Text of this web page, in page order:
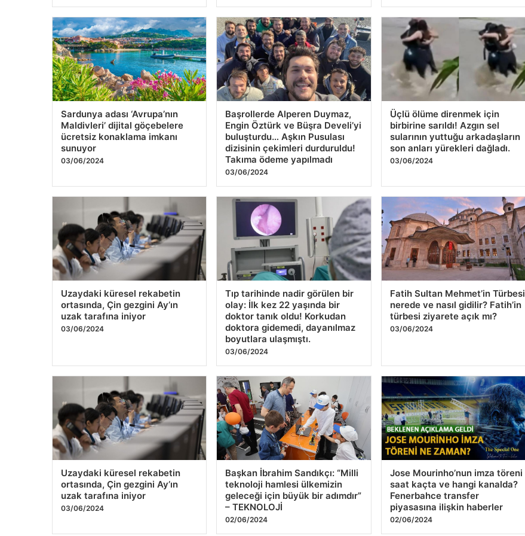
Sardunya adası ‘Avrupa’nın
Maldivleri’ dijital göçebelere
ücretsiz konaklama imkanı
sunuyor
03/06/2024
Başrollerde Alperen Duymaz,
Engin Öztürk ve Büşra Develi’yi
buluşturdu… Aşkın Pusulası
dizisinin çekimleri durduruldu!
Takıma ödeme yapılmadı
03/06/2024
Üçlü ölüme direnmek için
birbirine sarıldı! Azgın sel
sularının yuttuğu arkadaşların
son anları yürekleri dağladı.
03/06/2024
Uzaydaki küresel rekabetin
ortasında, Çin gezgini Ay’ın
uzak tarafına iniyor
03/06/2024
Tıp tarihinde nadir görülen bir
olay: İlk kez 22 yaşında bir
doktor tanık oldu! Korkudan
doktora gidemedi, dayanılmaz
boyutlara ulaşmıştı.
03/06/2024
Fatih Sultan Mehmet’in Türbesi
nerede ve nasıl gidilir? Fatih’in
türbesi ziyarete açık mı?
03/06/2024
Uzaydaki küresel rekabetin
ortasında, Çin gezgini Ay’ın
uzak tarafına iniyor
03/06/2024
Başkan İbrahim Sandıkçı: “Milli
teknoloji hamlesi ülkemizin
geleceği için büyük bir adımdır”
– TEKNOLOJİ
02/06/2024
Jose Mourinho’nun imza töreni
saat kaçta ve hangi kanalda?
Fenerbahce transfer
piyasasına ilişkin haberler
02/06/2024